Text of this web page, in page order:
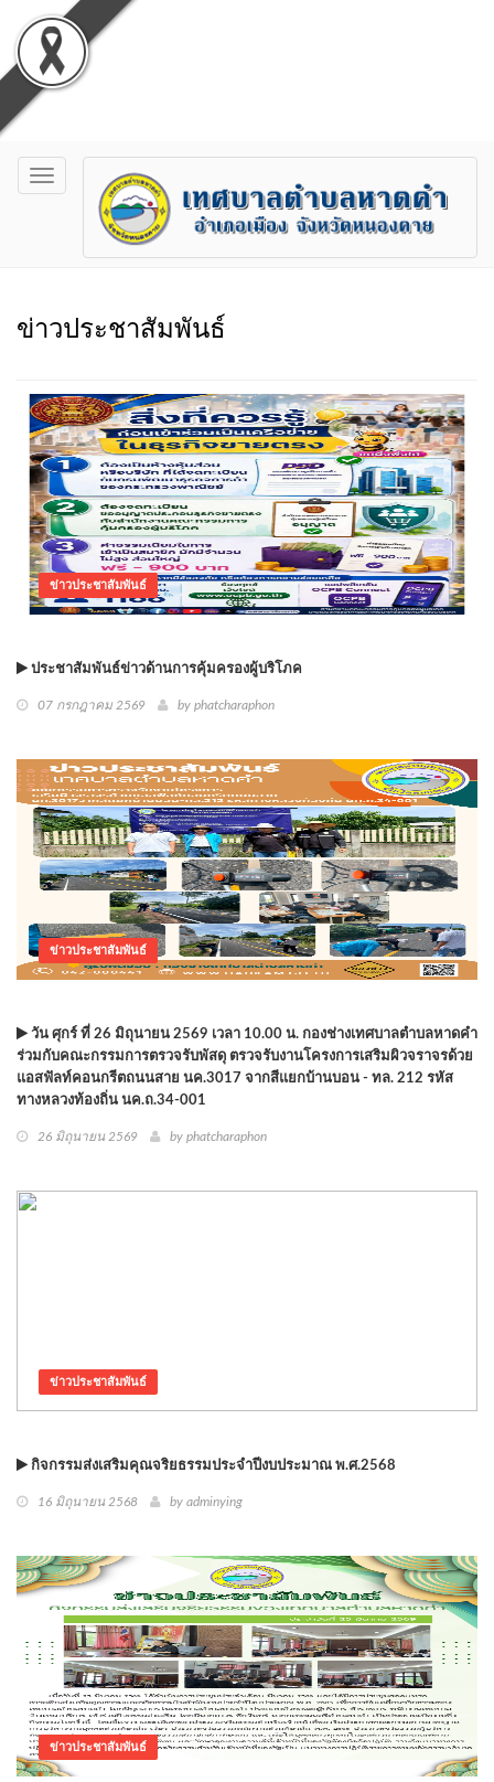
Toggle
navigation
ข่าวประชาสัมพันธ์
ข่าวประชาสัมพันธ์
ประชาสัมพันธ์ข่าวด้านการคุ้มครองผู้บริโภค
07 กรกฎาคม 2569 by phatcharaphon
ข่าวประชาสัมพันธ์
วัน ศุกร์ ที่ 26 มิถุนายน 2569 เวลา 10.00 น. กองช่างเทศบาลตำบลหาดคำ
ร่วมกับคณะกรรมการตรวจรับพัสดุ ตรวจรับงานโครงการเสริมผิวจราจรด้วย
แอสฟัลท์คอนกรีตถนนสาย นค.3017 จากสีแยกบ้านบอน - ทล. 212 รหัส
ทางหลวงท้องถิ่น นค.ถ.34-001
26 มิถุนายน 2569 by phatcharaphon
ข่าวประชาสัมพันธ์
กิจกรรมส่งเสริมคุณจริยธรรมประจำปีงบประมาณ พ.ศ.2568
16 มิถุนายน 2568 by adminying
ข่าวประชาสัมพันธ์